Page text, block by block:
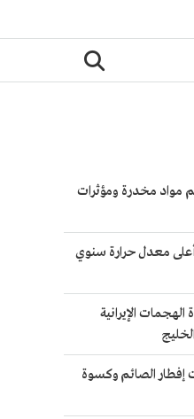
بحوزتهم مواد مخدرة ومؤثرات
أعلى معدل حرارة سنوي
الإيرانية
إفطار الصائم وكسوة